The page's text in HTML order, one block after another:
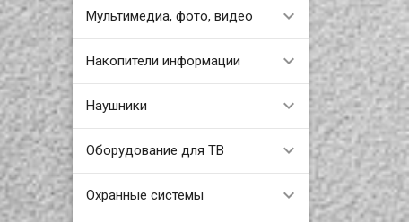
Мультимедиа, фото, видео
Накопители информации
Наушники
Оборудование для ТВ
Охранные системы